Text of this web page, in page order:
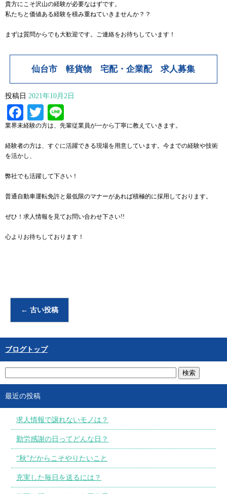
貴方にこそ沢山の経験が必要なはずです。
私たちと価値ある経験を積み重ねていきませんか？？
まずは質問からでも大歓迎です。ご連絡をお待ちしています！
仙台市 軽貨物 宅配・企業配 求人募集
投稿日 2021年10月2日
Facebook
Twitter
業界未経験の方は、先輩従業員が一から丁寧に教えていきます。
経験者の方は、すぐに活躍できる現場を用意しています。今までの経験や技術
を活かし、
弊社でも活躍して下さい！
普通自動車運転免許と最低限のマナーがあれば積極的に採用しております。
ぜひ！求人情報を見てお問い合わせ下さい!!
心よりお待ちしております！
← 古い投稿
ブログトップ
最近の投稿
求人情報で譲れないモノは？
勤労感謝の日ってどんな日？
“秋”だからこそやりたいこと
充実した毎日を送るには？